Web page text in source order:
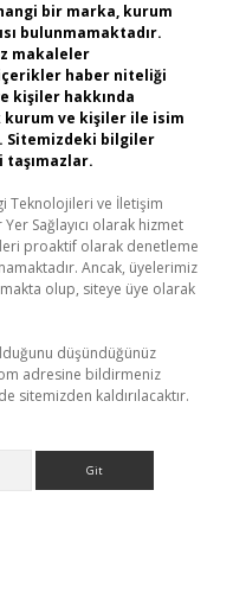
bir marka, kurum
bulunmamaktadır.
makaleler
haber niteliği
kişiler hakkında
kurum ve kişiler ile isim
Sitemizdeki bilgiler
Teknolojileri ve İletişim
Sağlayıcı olarak hizmet
proaktif olarak denetleme
Ancak, üyelerimiz
olup, siteye üye olarak
düşündüğünüz
adresine bildirmeniz
sitemizden kaldırılacaktır.